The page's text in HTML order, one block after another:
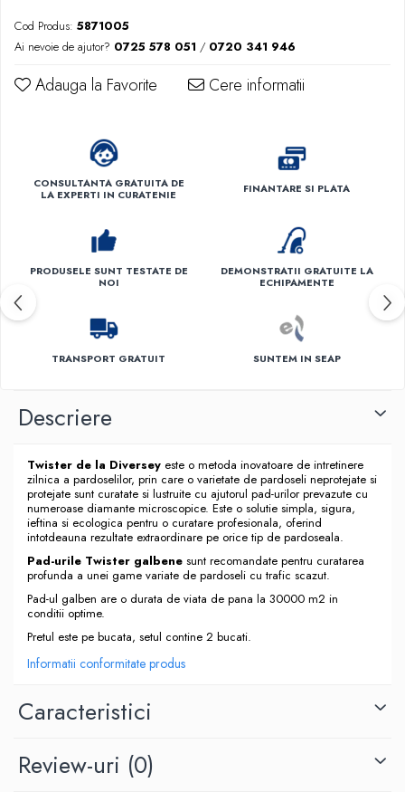
Cod Produs: 5871005
Ai nevoie de ajutor? 0725 578 051 / 0720 341 946
Adauga la Favorite Cere informatii
CONSULTANTA GRATUITA DE
LA EXPERTI IN CURATENIE
FINANTARE SI PLATA
PRODUSELE SUNT TESTATE DE
NOI
DEMONSTRATII GRATUITE LA
ECHIPAMENTE
TRANSPORT GRATUIT SUNTEM IN SEAP
Descriere
Twister de la Diversey este o metoda inovatoare de intretinere
zilnica a pardoselilor, prin care o varietate de pardoseli neprotejate si
protejate sunt curatate si lustruite cu ajutorul pad-urilor prevazute cu
numeroase diamante microscopice. Este o solutie simpla, sigura,
ieftina si ecologica pentru o curatare profesionala, oferind
intotdeauna rezultate extraordinare pe orice tip de pardoseala.
Pad-urile Twister galbene sunt recomandate pentru curatarea
profunda a unei game variate de pardoseli cu trafic scazut.
Pad-ul galben are o durata de viata de pana la 30000 m2 in
conditii optime.
Pretul este pe bucata, setul contine 2 bucati.
Informatii conformitate produs
Caracteristici
Review-uri (0)